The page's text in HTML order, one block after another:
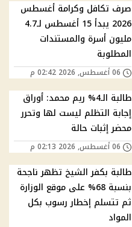
صرف تكافل وكرامة أغسطس
2026 يبدأ 15 أغسطس لـ4.7
مليون أسرة والمستندات
المطلوبة
06 أغسطس, 2026 02:42 م
طالبة الـ4% ريم محمد: أوراق
إجابة التظلم ليست لها وتحرر
محضر إثبات حالة
06 أغسطس, 2026 02:13 م
طالبة بكفر الشيخ تظهر ناجحة
بنسبة 68% على موقع الوزارة
ثم تتسلم إخطار رسوب بكل
المواد